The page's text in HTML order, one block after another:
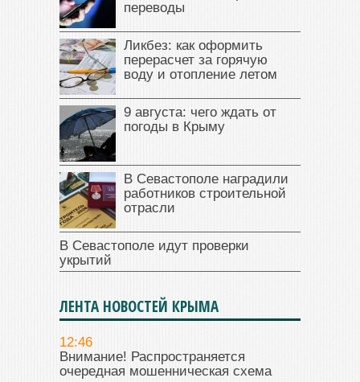
переводы
Ликбез: как оформить
перерасчет за горячую
воду и отопление летом
9 августа: чего ждать от
погоды в Крыму
В Севастополе наградили
работников строительной
отрасли
В Севастополе идут проверки
укрытий
ЛЕНТА НОВОСТЕЙ КРЫМА
12:46
Внимание! Распространяется
очередная мошенническая схема